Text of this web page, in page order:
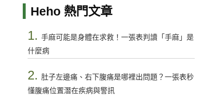
Heho 熱門文章
1. 手麻可能是身體在求救！一張表判讀「手麻」是
什麼病
2. 肚子左邊痛、右下腹痛是哪裡出問題？一張表秒
懂腹痛位置潛在疾病與警訊